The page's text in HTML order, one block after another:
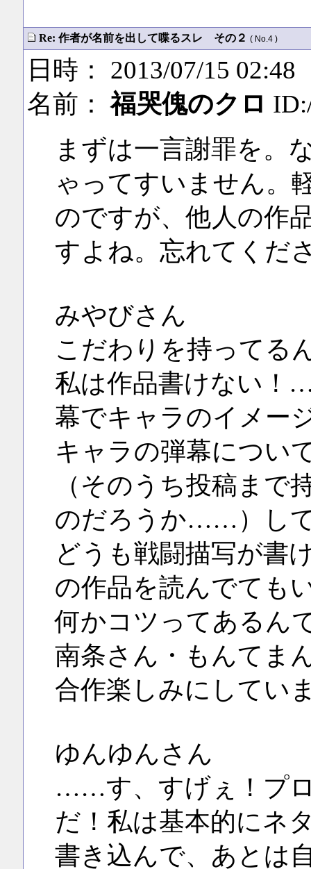
Re: 作者が名前を出して喋るスレ その２ ( No.4 )
日時： 2013/07/15 02:48
名前：福哭傀のクロ
まずは一言謝罪を。
ゃってすいません。
のですが、他人の作
すよね。忘れてくだ
みやびさん
こだわりを持ってる
私は作品書けない！
幕でキャラのイメー
キャラの弾幕につい
（そのうち投稿まで
のだろうか……）し
どうも戦闘描写が書
の作品を読んでても
何かコツってあるん
南条さん・もんてま
合作楽しみにしてい
ゆんゆんさん
……す、すげぇ！プ
だ！私は基本的にネ
書き込んで、あとは